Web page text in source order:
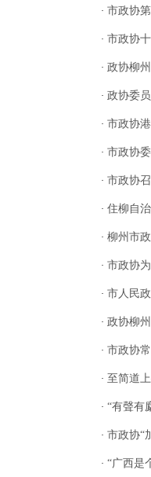
· 市政协
· 市政协
· 政协柳
· 政协委
· 市政协
· 市政协
· 市政协
· 住柳自
· 柳州市
· 市政协
· 市人民
· 政协柳
· 市政协
· 至简道
· “有聲有
· 市政协“
· “广西是